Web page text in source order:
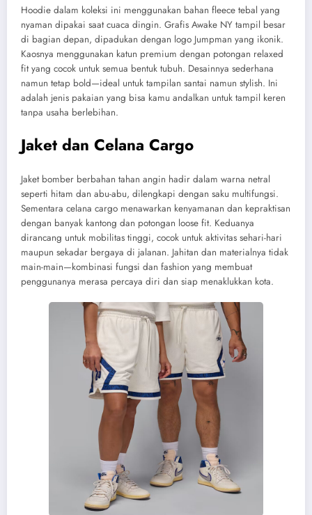
Hoodie dalam koleksi ini menggunakan bahan fleece tebal yang
nyaman dipakai saat cuaca dingin. Grafis Awake NY tampil besar
di bagian depan, dipadukan dengan logo Jumpman yang ikonik.
Kaosnya menggunakan katun premium dengan potongan relaxed
fit yang cocok untuk semua bentuk tubuh. Desainnya sederhana
namun tetap bold—ideal untuk tampilan santai namun stylish. Ini
adalah jenis pakaian yang bisa kamu andalkan untuk tampil keren
tanpa usaha berlebihan.
Jaket dan Celana Cargo
Jaket bomber berbahan tahan angin hadir dalam warna netral
seperti hitam dan abu-abu, dilengkapi dengan saku multifungsi.
Sementara celana cargo menawarkan kenyamanan dan kepraktisan
dengan banyak kantong dan potongan loose fit. Keduanya
dirancang untuk mobilitas tinggi, cocok untuk aktivitas sehari-hari
maupun sekadar bergaya di jalanan. Jahitan dan materialnya tidak
main-main—kombinasi fungsi dan fashion yang membuat
penggunanya merasa percaya diri dan siap menaklukkan kota.